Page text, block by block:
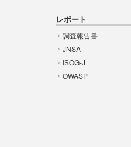
レポート
調査報告書
JNSA
ISOG-J
OWASP